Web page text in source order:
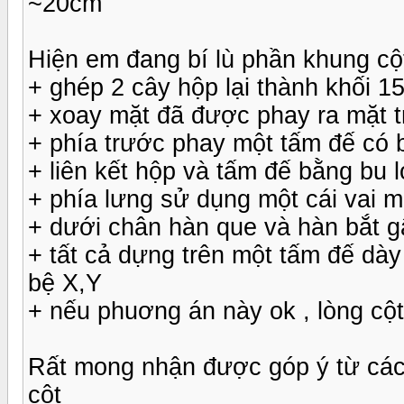
Hiện em đang bí lù phần khung
+ ghép 2 cây hộp lại thành khối
+ xoay mặt đã được phay ra mặt
+ phía trước phay một tấm đế có
+ liên kết hộp và tấm đế bằng bu
+ phía lưng sử dụng một cái vai
+ dưới chân hàn que và hàn bắt
+ tất cả dựng trên một tấm đế
bệ X,Y
+ nếu phuơng án này ok , lòng
Rất mong nhận được góp ý từ
cột